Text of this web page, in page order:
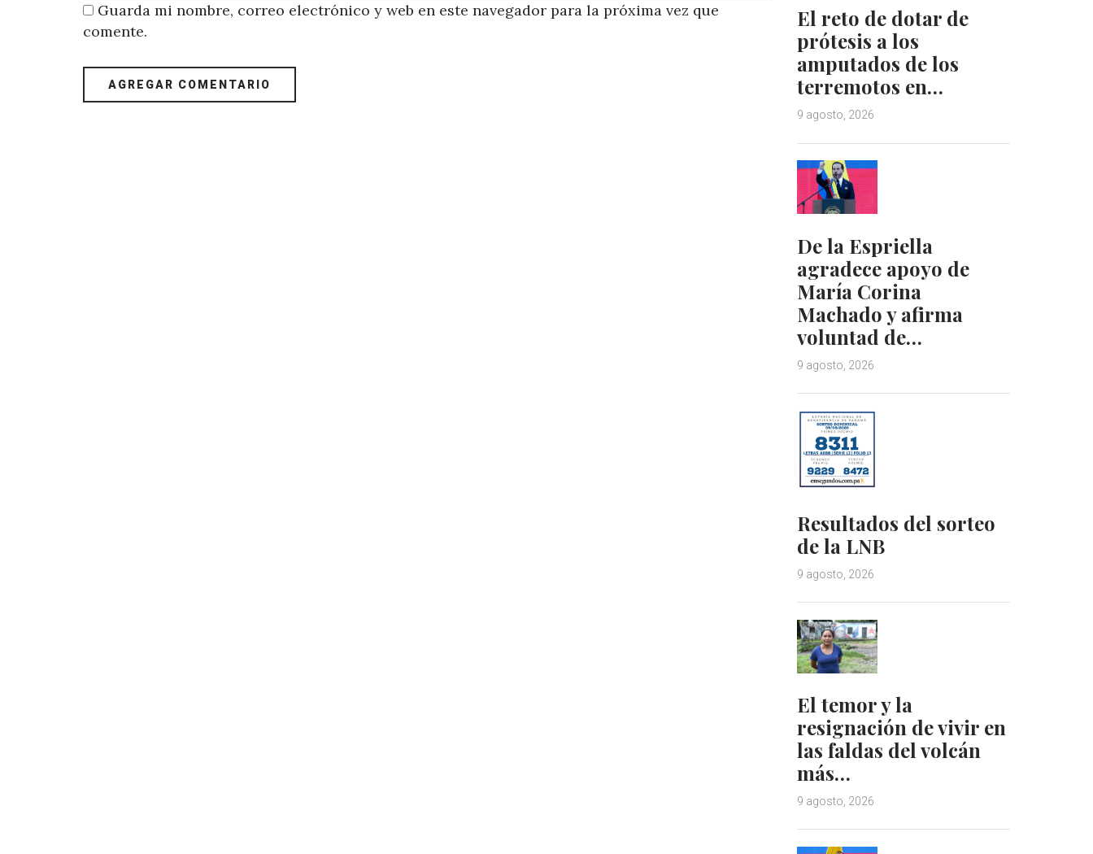
Guarda mi nombre, correo electrónico y web en este navegador para la próxima vez que
comente.
El reto de dotar de
prótesis a los
amputados de los
terremotos en…
9 agosto, 2026
De la Espriella
agradece apoyo de
María Corina
Machado y afirma
voluntad de…
9 agosto, 2026
Resultados del sorteo
de la LNB
9 agosto, 2026
El temor y la
resignación de vivir en
las faldas del volcán
más…
9 agosto, 2026